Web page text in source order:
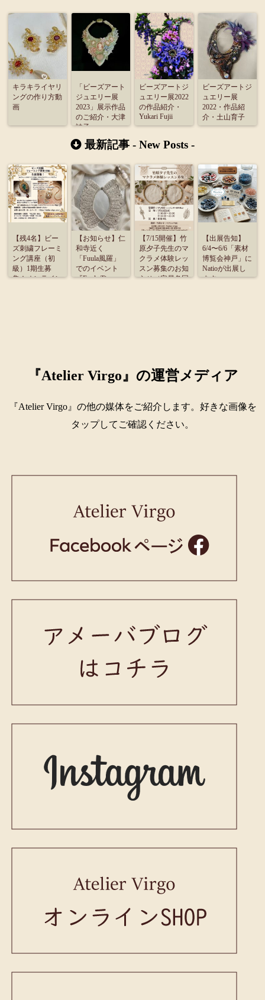
キラキライヤリ
ングの作り方動
画
「ビーズアート
ジュエリー展
2023」展示作品
のご紹介・大津
詩子
ビーズアートジ
ュエリー展2022
の作品紹介・
Yukari Fujii
ビーズアートジ
ュエリー展
2022・作品紹
介・土山育子
最新記事 - New Posts -
【残4名】ビー
ズ刺繍フレーミ
ング講座（初
級）1期生募
集！オンライン
【お知らせ】仁
和寺近く
「Fuula風羅」
でのイベント
『Fuula Time』
【7/15開催】竹
原夕子先生のマ
クラメ体験レッ
スン募集のお知
らせ（定員各回
【出展告知】
6/4〜6/6「素材
博覧会神戸」に
Natioが出展し
ます
『Atelier Virgo』の運営メディア
『Atelier Virgo』の他の媒体をご紹介します。好きな画像を
タップしてご確認ください。